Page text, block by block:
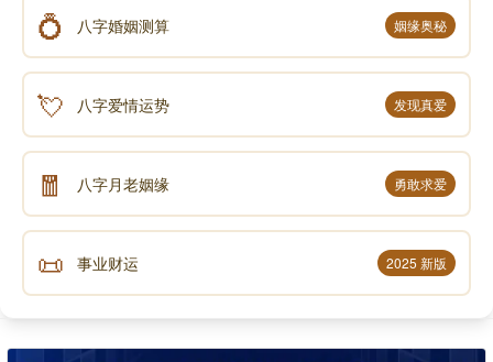
💍 八字婚姻测算 姻缘奥秘
💘 八字爱情运势 发现真爱
🧧 八字月老姻缘 勇敢求爱
📜 事业财运 2025 新版